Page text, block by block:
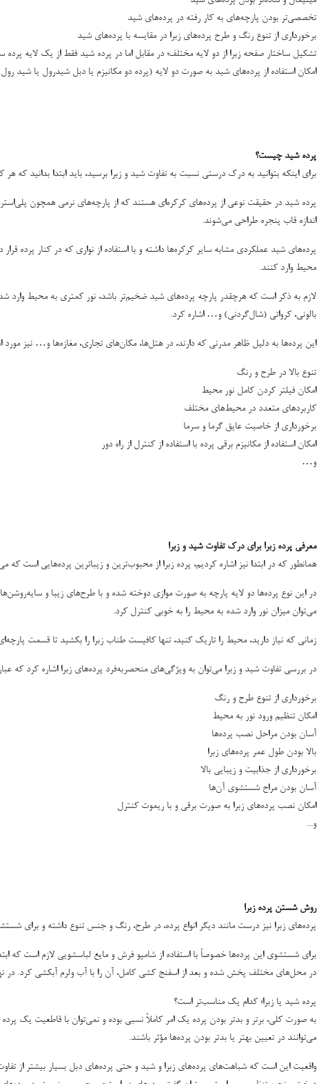
تخصصی‌تر بودن پارچه‌های به کار رفته در پرده‌های شید
برخورداری از تنوع رنگ و طرح پرده‌های زبرا در مقایسه با پرده‌های شید
تشکیل ساختار صفحه زبرا از دو لایه مختلف؛ در مقابل اما در پرده شید فقط از یک لایه پرده
امکان استفاده از پرده‌های شید به صورت دو لایه (پرده دو مکانیزم یا دبل شیدرول یا شید
پرده شید چیست؟
برای اینکه بتوانید به درک درستی نسبت به تفاوت شید و زبرا برسید، باید ابتدا بدانید که
پرده شید در حقیقت نوعی از پرده‌های کرکره‌ای هستند که از پارچه‌های نرمی همچون
اندازه قاب پنجره طراحی می‌شوند.
پرده‌های شید عملکردی مشابه سایر کرکره‌ها داشته و با استفاده از نواری که در کنار پرده
محیط وارد کنند.
لازم به ذکر است که هرچقدر پارچه پرده‌های شید ضخیم‌تر باشد، نور کمتری به محیط وارد
بالونی، کرواتی (شال‌گردنی) و… اشاره کرد.
این پرده‌ها به دلیل ظاهر مدرنی که دارند، در هتل‌ها، مکان‌های تجاری، مغازه‌ها و… نیز مورد
تنوع بالا در طرح و رنگ
امکان فیلتر کردن کامل نور محیط
کاربردهای متعدد در محیط‌های مختلف
برخورداری از خاصیت عایق گرما و سرما
امکان استفاده از مکانیزم برقی پرده با استفاده از کنترل از راه دور
و…
معرفی پرده زبرا برای درک تفاوت شید و زبرا
همانطور که در ابتدا نیز اشاره کردیم، پرده زبرا از محبوب‌ترین و زیباترین پرده‌هایی
در این نوع پرده‌ها دو لایه پارچه به صورت موازی دوخته شده و با طرح‌های زیبا و
می‌توان میزان نور وارد شده به محیط را به خوبی کنترل کرد.
زمانی که نیاز دارید،‌ محیط را تاریک کنید، تنها کافیست طناب زبرا را بکشید تا قسمت
در بررسی تفاوت شید و زبرا می‌توان به ویژگی‌های منحصربه‌فرد پرده‌های زبرا اشاره کرد که
برخورداری از تنوع طرح و رنگ
امکان تنظیم ورود نور به محیط
آسان بودن مراحل نصب پرده‌ها
بالا بودن طول عمر پرده‌های زبرا
برخورداری از جذابیت و زیبایی بالا
آسان بودن مراح شستشوی آن‌ها
امکان نصب پرده‌های زبرا به صورت برقی و با ریموت کنترل
و...
روش شستن پرده زبرا
پرده‌های زبرا نیز درست مانند دیگر انواع پرده، در طرح، رنگ و جنس تنوع داشته و برای
برای شستشوی این پرده‌ها خصوصاً با استفاده از شامپو فرش و مایع لباسشویی لازم است که
در محل‌های مختلف پخش شده و بعد از اسفنج کشی کامل، آن را با آب ولرم آبکشی کرد.
پرده شید یا زبرا؛ کدام یک مناسب‌تر است؟
به صورت کلی، برتر و بدتر بودن پرده یک امر کاملاً نسبی بوده و نمی‌توان با قاطعیت یک
می‌توانند در تعیین بهتر یا بدتر بودن پرده‌ها مؤثر باشند.
واقعیت این است که شباهت‌های پرده‌های زبرا و شید و حتی پرده‌های دبل بسیار بیشتر از